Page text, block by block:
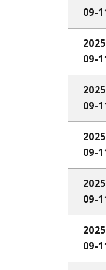
09-11
09-11
09-11
09-11
09-11
09-11